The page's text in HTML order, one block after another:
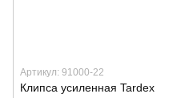
Артикул: 91000-22
Клипса усиленная Tardex